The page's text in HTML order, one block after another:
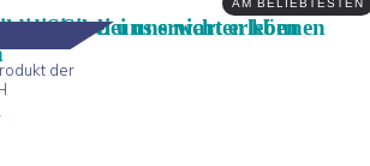
der
die Sie bei uns erwarten können
die Sie bei uns nicht erleben
AM BELIEBTESTEN